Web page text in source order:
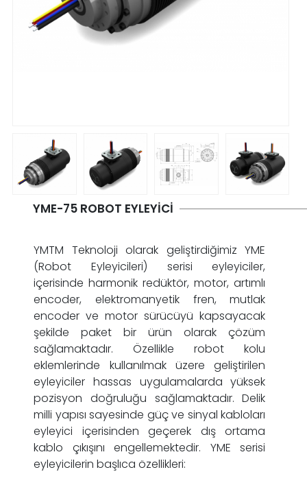
YME-75 ROBOT EYLEYICI
YMTM Teknoloji olarak geliştirdiğimiz YME
(Robot Eyleyicileri) serisi eyleyiciler,
içerisinde harmonik redüktör, motor, artımlı
encoder, elektromanyetik fren, mutlak
encoder ve motor sürücüyü kapsayacak
şekilde paket bir ürün olarak çözüm
sağlamaktadır. Özellikle robot kolu
eklemlerinde kullanılmak üzere geliştirilen
eyleyiciler hassas uygulamalarda yüksek
pozisyon doğruluğu sağlamaktadır. Delik
milli yapısı sayesinde güç ve sinyal kabloları
eyleyici içerisinden geçerek dış ortama
kablo çıkışını engellemektedir. YME serisi
eyleyicilerin başlıca özellikleri: